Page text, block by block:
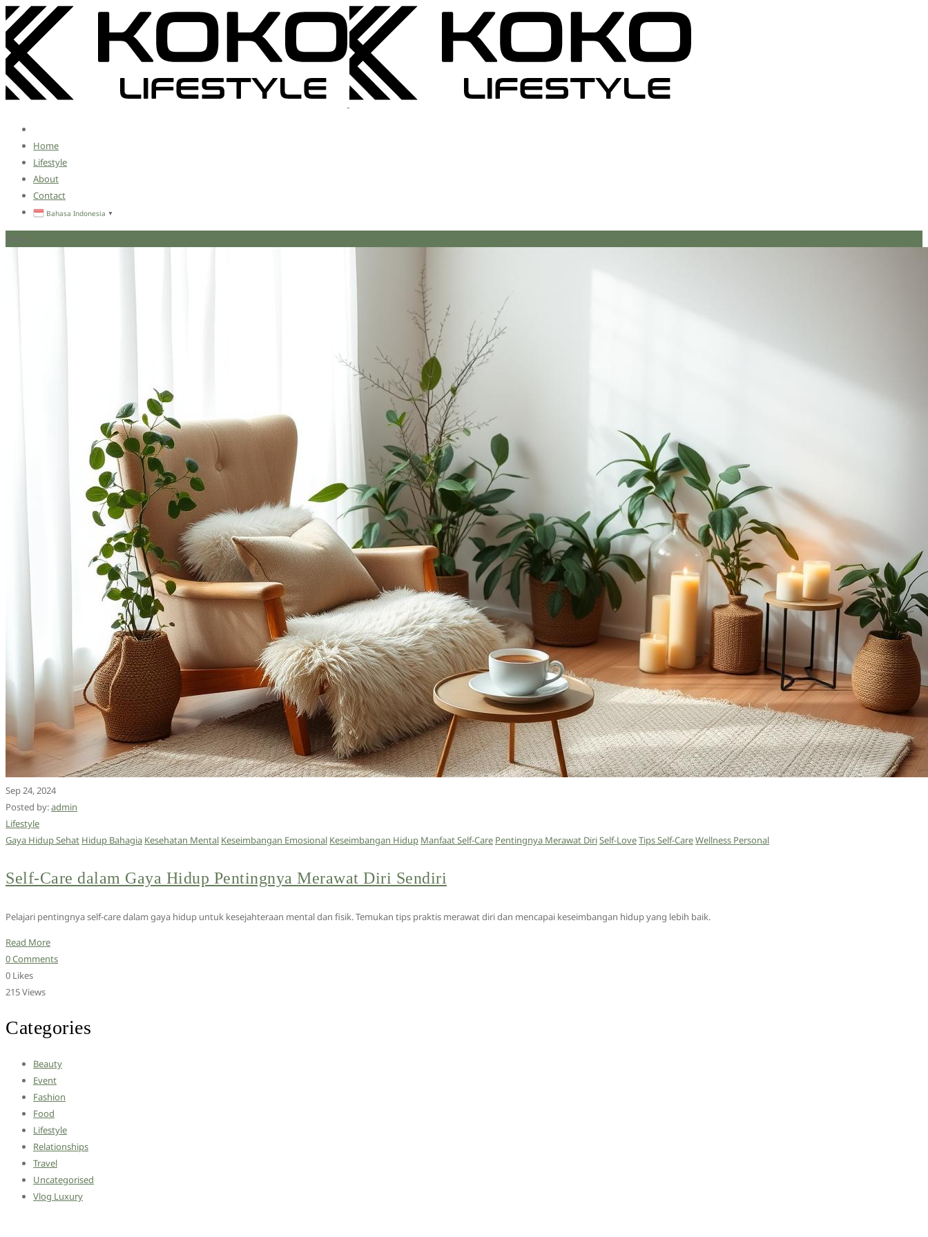
Home
Lifestyle
About
Contact
Bahasa Indonesia ▼
Sep 24, 2024
Posted by:admin
Lifestyle
Gaya Hidup Sehat Hidup Bahagia Kesehatan Mental Keseimbangan Emosional Keseimbangan Hidup Manfaat Self-Care Pentingnya Merawat DiriSelf-LoveTips Self-CareWellness Personal
Self-Care dalam Gaya Hidup Pentingnya Merawat Diri Sendiri
Pelajari pentingnya self-care dalam gaya hidup untuk kesejahteraan mental dan fisik. Temukan tips praktis merawat diri dan mencapai keseimbangan hidup yang lebih baik.
Read More
0 Comments
0 Likes
215 Views
Categories
Beauty
Event
Fashion
Food
Lifestyle
Relationships
Travel
Uncategorised
Vlog Luxury